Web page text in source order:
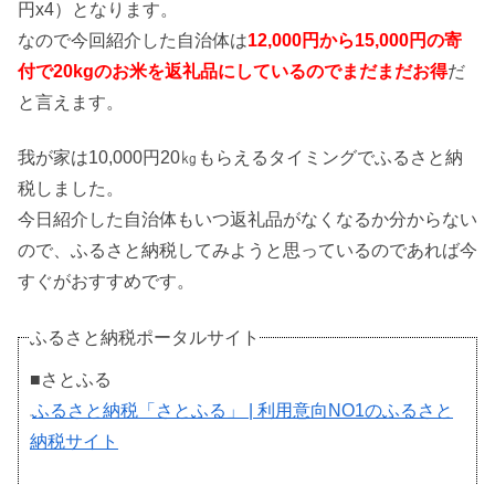
円x4）となります。
なので今回紹介した自治体は12,000円から15,000円の寄
付で20kgのお米を返礼品にしているのでまだまだお得だ
と言えます。
我が家は10,000円20㎏もらえるタイミングでふるさと納
税しました。
今日紹介した自治体もいつ返礼品がなくなるか分からない
ので、ふるさと納税してみようと思っているのであれば今
すぐがおすすめです。
ふるさと納税ポータルサイト
■さとふる
ふるさと納税「さとふる」 | 利用意向NO1のふるさと
納税サイト